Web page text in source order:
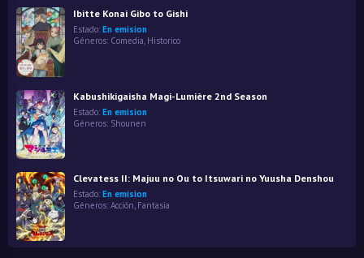
Ibitte Konai Gibo to Gishi
Estado: En emision
Géneros: Comedia, Historico
Kabushikigaisha Magi-Lumière 2nd Season
Estado: En emision
Géneros: Shounen
Clevatess II: Majuu no Ou to Itsuwari no Yuusha Denshou
Estado: En emision
Géneros: Acción, Fantasía